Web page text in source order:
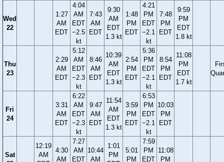
Wed
22
1:27
AM
EDT
4:04
AM
EDT
−2.5
kt
7:43
AM
EDT
9:30
AM
EDT
1.3 kt
1:48
PM
EDT
4:21
PM
EDT
−2.1
kt
7:48
PM
EDT
9:59
PM
EDT
1.8 kt
Thu
23
2:29
AM
EDT
5:12
AM
EDT
−2.3
kt
8:46
AM
EDT
10:39
AM
EDT
1.3 kt
2:54
PM
EDT
5:36
PM
EDT
−2.1
kt
8:54
PM
EDT
11:08
PM
EDT
1.7 kt
Fri
24
3:31
AM
EDT
6:22
AM
EDT
−2.3
kt
9:47
AM
EDT
11:54
AM
EDT
1.3 kt
3:59
PM
EDT
6:53
PM
EDT
−2.1
kt
10:03
PM
EDT
Sat
12:19
AM
4:30
AM
7:27
AM
EDT
10:44
AM
1:01
PM
5:01
PM
7:59
PM
EDT
11:08
PM